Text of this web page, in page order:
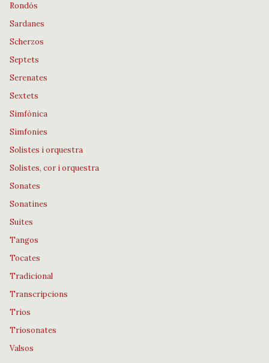
Rondós
Sardanes
Scherzos
Septets
Serenates
Sextets
Simfònica
Simfonies
Solistes i orquestra
Solistes, cor i orquestra
Sonates
Sonatines
Suites
Tangos
Tocates
Tradicional
Transcripcions
Trios
Triosonates
Valsos